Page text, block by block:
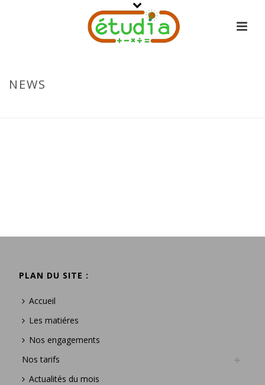
NEWS
PLAN DU SITE :
Accueil
Les matiéres
Nos engagements
Nos tarifs
Actualités du mois